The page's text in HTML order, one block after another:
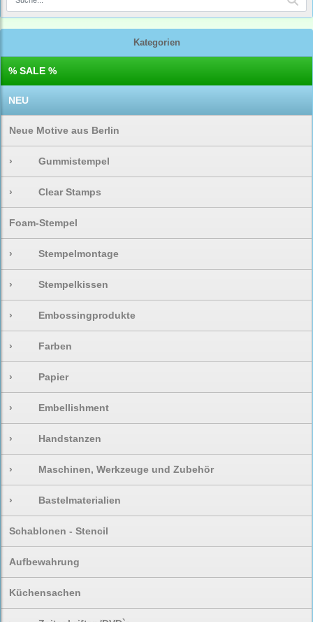
Kategorien
% SALE %
NEU
Neue Motive aus Berlin
› Gummistempel
› Clear Stamps
Foam-Stempel
› Stempelmontage
› Stempelkissen
› Embossingprodukte
› Farben
› Papier
› Embellishment
› Handstanzen
› Maschinen, Werkzeuge und Zubehör
› Bastelmaterialien
Schablonen - Stencil
Aufbewahrung
Küchensachen